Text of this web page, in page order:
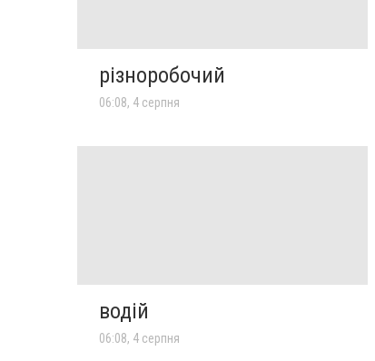
різноробочий
06:08, 4 серпня
водій
06:08, 4 серпня